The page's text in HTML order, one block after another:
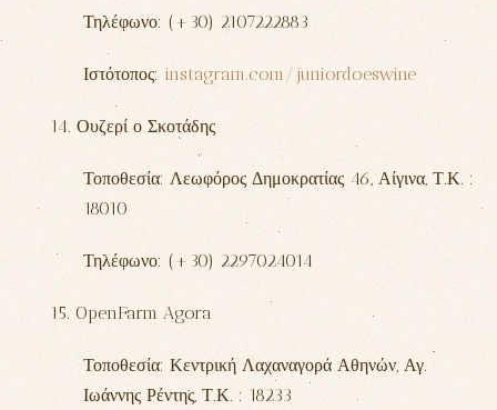
Τηλέφωνο: (+30) 2107222883
Ιστότοπος: instagram.com/juniordoeswine
14. Ουζερί ο Σκοτάδης
Τοποθεσία: Λεωφόρος Δημοκρατίας 46, Αίγινα, Τ.Κ. :
18010
Τηλέφωνο: (+30) 2297024014
15. OpenFarm Agora
Τοποθεσία: Κεντρική Λαχαναγορά Αθηνών, Αγ.
Ιωάννης Ρέντης, Τ.Κ. : 18233